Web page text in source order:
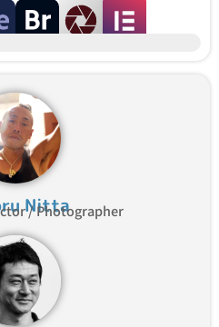
Nitta
/ Photographer